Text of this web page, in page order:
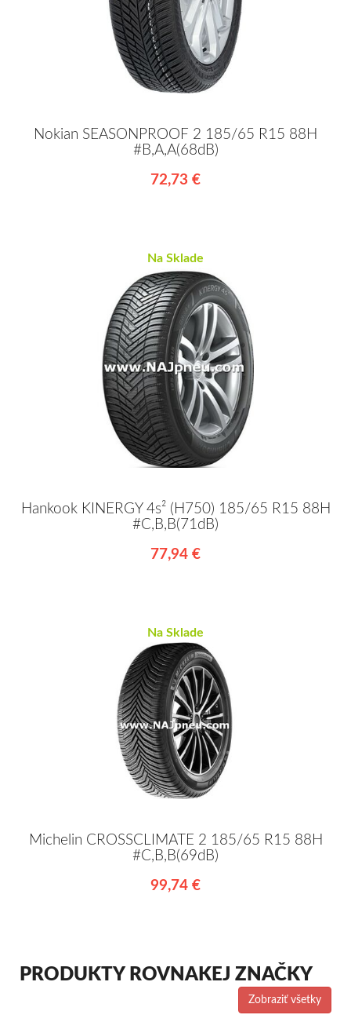
Nokian SEASONPROOF 2 185/65 R15 88H
#B,A,A(68dB)
72,73 €
Na Sklade
Hankook KINERGY 4s² (H750) 185/65 R15 88H
#C,B,B(71dB)
77,94 €
Na Sklade
Michelin CROSSCLIMATE 2 185/65 R15 88H
#C,B,B(69dB)
99,74 €
PRODUKTY ROVNAKEJ ZNAČKY
Zobraziť všetky